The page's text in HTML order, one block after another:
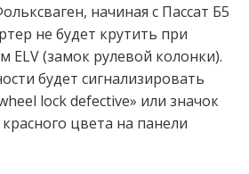
начиная с Пассат Б5
не будет крутить при
ELV (замок рулевой колонки).
будет сигнализировать
lock defective» или значок
цвета на панели